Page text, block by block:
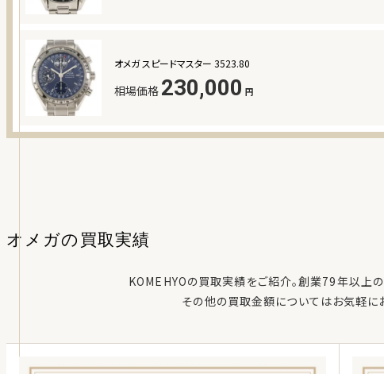
オメガ スピードマスター 3523.80
相場価格 230,000 円
オメガの 買取実績
KOMEHYOの買取実績をご紹介。創業79年以上
その他の買取金額についてはお気軽に